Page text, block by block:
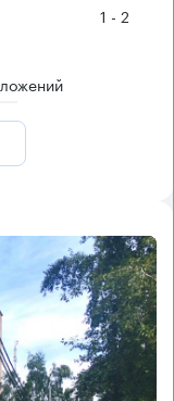
1 - 2